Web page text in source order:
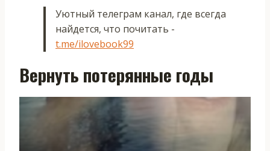
Уютный телеграм канал, где всегда
найдется, что почитать -
t.me/ilovebook99
Вернуть потерянные годы